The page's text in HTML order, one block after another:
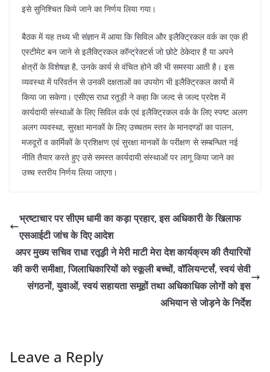
इसे सुनिश्चित किये जाने का निर्णय लिया गया।
बैठक में यह तथ्य भी संज्ञान में आया कि सिविल और इलैक्ट्रिकल वर्क का एक ही
एस्टीमेट बन जाने से इलैक्ट्रिकल कॉन्ट्रेक्टर्स जो छोटे ठेकेदार है या अपने
क्षेत्रों के विशेषज्ञ है, उनके कार्य से वंचित होने की भी समस्या आती है। इस
व्यवस्था में परिवर्तन से उनकी दक्षताओं का उपयोग भी इलैक्ट्रिकल कार्यो में
किया जा सकेगा। एसीएस राधा रतूड़ी ने कहा कि जल्द से जल्द प्रदेश में
कार्यदायी संस्थाओं के लिए सिविल वर्क एवं इलैक्ट्रिकल वर्क के लिए स्पष्ट अलग
अलग व्यवस्था, सुरक्षा मानकों के लिए उच्चतम स्तर के मानदण्डों का पालन,
मजदूरों व कार्मिकों के प्रशिक्षण एवं सुरक्षा मानकों के परीक्षण से सम्बन्धित नई
नीति तैयार करते हुए उसे समस्त कार्यदायी संस्थाओं पर लागू किया जाने का
उच्च स्तरीय निर्णय लिया जाएगा।
भ्रष्टाचार पर सीएम धामी का कड़ा प्रहार, इस अधिकारी के खिलाफ
एसआईटी जांच के दिए आदेश
अपर मुख्य सचिव राधा रतूड़ी ने मेरी माटी मेरा देश कार्यक्रम की तैयारियों
की करी समीक्षा, जिलाधिकारियों को स्कूली बच्चों, वॉलियन्टर्सं, स्वयं सेवी
संगठनों, युवाओं, स्वयं सहायता समूहों तथा अधिकाधिक लोगों को इस
अभियान से जोड़ने के निर्देश
Leave a Reply